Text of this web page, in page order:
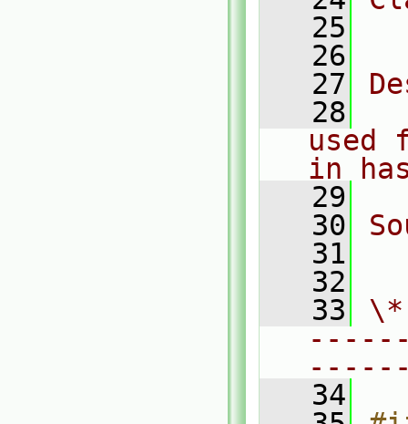
   25
   26
   27
   28
used
in
   29
   30
   31
   32
   33
   34